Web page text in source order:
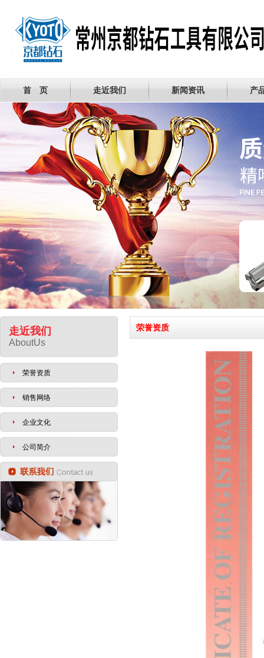
首 页 走近我们 新闻资讯 产
走近我们
AboutUs
荣誉资质
销售网络
企业文化
公司简介
荣誉资质